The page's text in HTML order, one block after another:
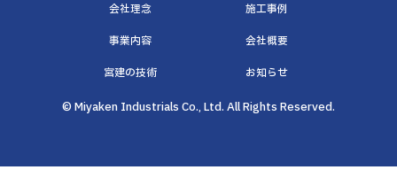
会社理念 施工事例
事業内容 会社概要
宮建の技術 お知らせ
© Miyaken Industrials Co., Ltd. All Rights Reserved.